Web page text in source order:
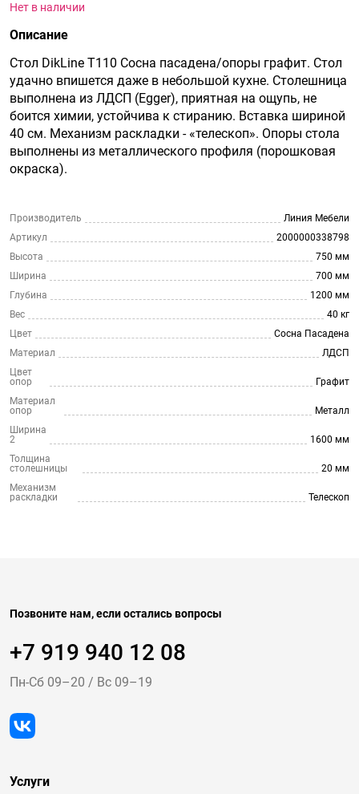
Нет в наличии
Описание
Стол DikLine T110 Сосна пасадена/опоры графит. Стол
удачно впишется даже в небольшой кухне. Столешница
выполнена из ЛДСП (Egger), приятная на ощупь, не
боится химии, устойчива к стиранию. Вставка шириной
40 см. Механизм раскладки - «телескоп». Опоры стола
выполнены из металлического профиля (порошковая
окраска).
Производитель
Линия Мебели
Артикул
2000000338798
Высота
750 мм
Ширина
700 мм
Глубина
1200 мм
Вес
40 кг
Цвет
Сосна Пасадена
Материал
ЛДСП
Цвет
опор
Графит
Материал
опор
Металл
Ширина
2
1600 мм
Толщина
столешницы
20 мм
Механизм
раскладки
Телескоп
Услуги
Позвоните нам, если остались вопросы
+7 919 940 12 08
Пн-Cб 09–20 / Вс 09–19